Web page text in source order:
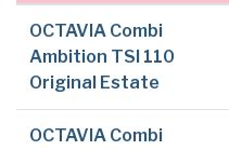
OCTAVIA Combi
Ambition TSI 110
Original Estate
OCTAVIA Combi